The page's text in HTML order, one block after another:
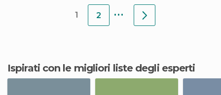
1 2 ...
Ispirati con le migliori liste degli esperti